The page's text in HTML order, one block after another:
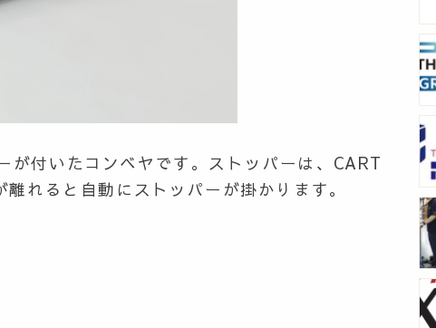
付いたコンベヤです。 ストッパーは、CART
離れると自動にストッパーが掛かります。